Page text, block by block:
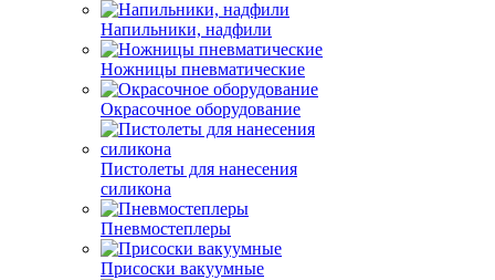
Напильники, надфили
Ножницы пневматические
Окрасочное оборудование
Пистолеты для нанесения
силикона
Пневмостеплеры
Присоски вакуумные